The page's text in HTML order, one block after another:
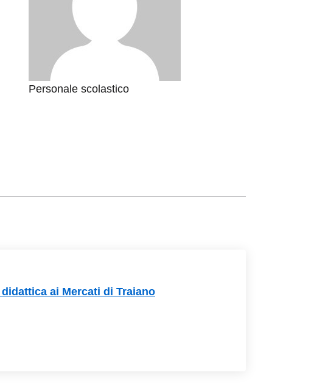
Personale scolastico
ai Mercati di Traiano